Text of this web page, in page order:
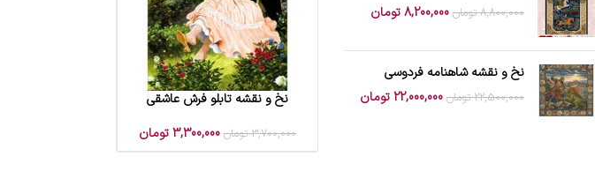
8,800,000 تومان 8,200,000تومان
نخ و نقشه شاهنامه فردوسی
22,500,000 تومان 22,000,000تومان افزودن به سبد خرید
نخ و نقشه تابلو فرش عاشقی
3,700,000 تومان 3,300,000تومان